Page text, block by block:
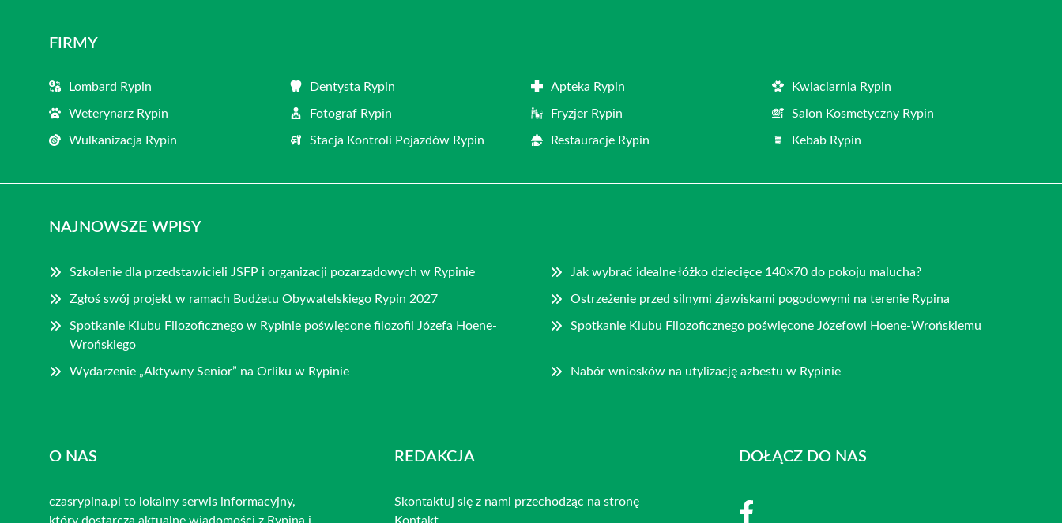
FIRMY
Lombard Rypin Dentysta Rypin Apteka Rypin Kwiaciarnia Rypin
Weterynarz Rypin Fotograf Rypin Fryzjer Rypin Salon Kosmetyczny Rypin
Wulkanizacja Rypin Stacja Kontroli Pojazdów Rypin Restauracje Rypin Kebab Rypin
NAJNOWSZE WPISY
Szkolenie dla przedstawicieli JSFP i organizacji pozarządowych w Rypinie Jak wybrać idealne łóżko dziecięce 140×70 do pokoju malucha?
Zgłoś swój projekt w ramach Budżetu Obywatelskiego Rypin 2027 Ostrzeżenie przed silnymi zjawiskami pogodowymi na terenie Rypina
Spotkanie Klubu Filozoficznego w Rypinie poświęcone filozofii Józefa Hoene-
Wrońskiego
Spotkanie Klubu Filozoficznego poświęcone Józefowi Hoene-Wrońskiemu
Wydarzenie „Aktywny Senior” na Orliku w Rypinie Nabór wniosków na utylizację azbestu w Rypinie
O NAS
czasrypina.pl to lokalny serwis informacyjny,
REDAKCJA
Skontaktuj się z nami przechodząc na stronę
DOŁĄCZ DO NAS